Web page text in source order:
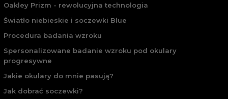
Oakley Prizm - rewolucyjna technologia
Światło niebieskie i soczewki Blue
Procedura badania wzroku
Spersonalizowane badanie wzroku pod okulary
progresywne
Jakie okulary do mnie pasują?
Jak dobrać soczewki?